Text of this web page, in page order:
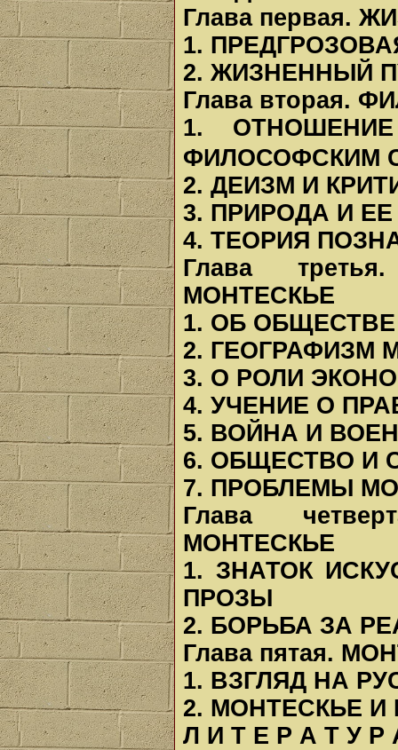
Глава первая.
1.
2. ЖИЗНЕННЫЙ
Глава вторая.
1.
ФИЛОСОФСКИМ
2. ДЕИЗМ И
3. ПРИРОДА И
4. ТЕОРИЯ
Глава
МОНТЕСКЬЕ
1. ОБ
2. ГЕОГРАФИЗМ
3. О РОЛИ
4. УЧЕНИЕ О
5. ВОЙНА И
6. ОБЩЕСТВО И
7. ПРОБЛЕМЫ
Глава
МОНТЕСКЬЕ
1. ЗНАТОК
ПРОЗЫ
2. БОРЬБА ЗА
Глава пятая.
1. ВЗГЛЯД НА
2. МОНТЕСКЬЕ
Л И Т Е Р А Т У Р